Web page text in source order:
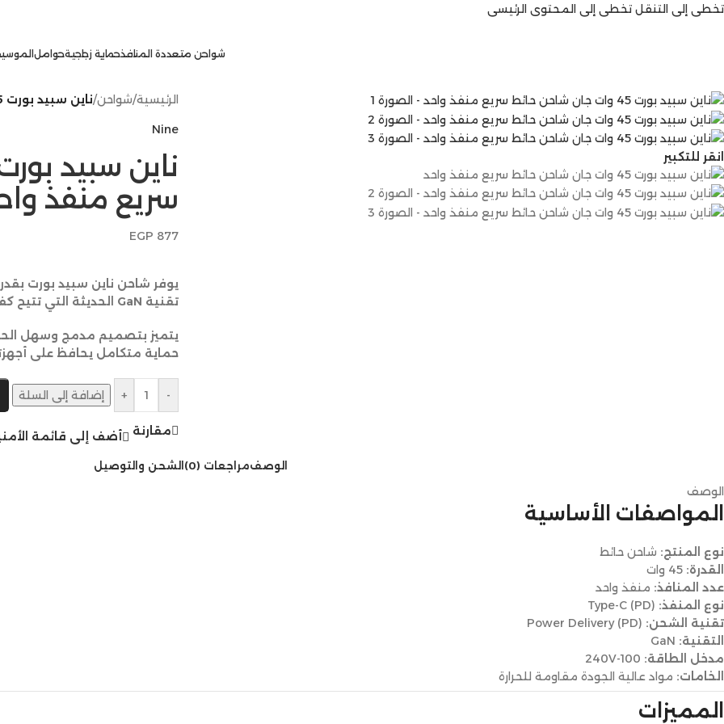
تخطي إلى التنقل تخطي إلى المحتوى الرئيسي
شواحن متعددة المنافذحماية زجاجيةحوامل
انقر للتكبير
الرئيسية/شواحن/ناين سبيد بورت 45 وات جان شاحن حائط سريع منفذ واحد
Nine
سريع منفذ
EGP 877
تقنية GaN الحديثة التي تتيح كفاءة أعلى مع تقليل الحجم والحرارة.
يتميز بتصميم مدمج وسهل
حماية متكامل يحافظ على
-
+ إضافة إلى السلة
مقارنة أضف إلى قائمة
الوصفمراجعات (0) الشحن والتوصيل
الوصف
المواصفات الأساسية
نوع المنتج: شاحن حائط
القدرة:
عدد المنافذ: منفذ واحد
نوع المنفذ:
تقنية الشحن:
التقنية:
مدخل الطاقة:
الخامات: مواد عالية الجودة مقاومة للحرارة
المميزات